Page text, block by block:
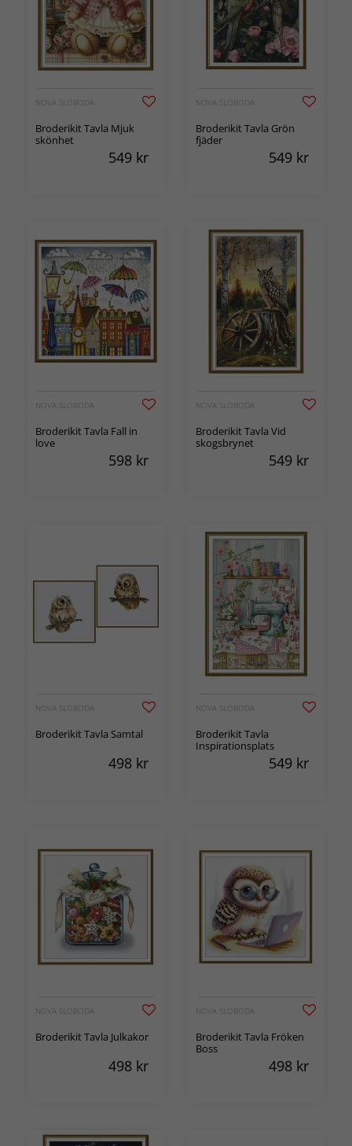
NOVA SLOBODA
Broderikit Tavla Mjuk
skönhet
549 kr
NOVA SLOBODA
Broderikit Tavla Grön
fjäder
549 kr
NOVA SLOBODA
Broderikit Tavla Fall in
love
598 kr
NOVA SLOBODA
Broderikit Tavla Vid
skogsbrynet
549 kr
NOVA SLOBODA
Broderikit Tavla Samtal
498 kr
NOVA SLOBODA
Broderikit Tavla
Inspirationsplats
549 kr
NOVA SLOBODA
Broderikit Tavla Julkakor
498 kr
NOVA SLOBODA
Broderikit Tavla Fröken
Boss
498 kr